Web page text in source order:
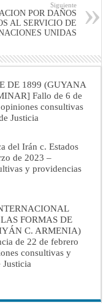
Siguiente
POR DAÑOS
AL SERVICIO DE
UNIDAS
DE 1899 (GUYANA
Fallo de 6 de
consultivas
Justicia
del Irán c. Estados
de 2023 –
y providencias
FORMAS DE
C. ARMENIA)
de 22 de febrero
consultivas y